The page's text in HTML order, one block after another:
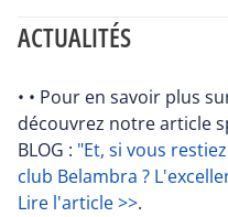
ACTUALITÉS
• • Pour en savoir plus
découvrez notre article
BLOG : "Et, si vous
club Belambra ?
Lire l'article >>.